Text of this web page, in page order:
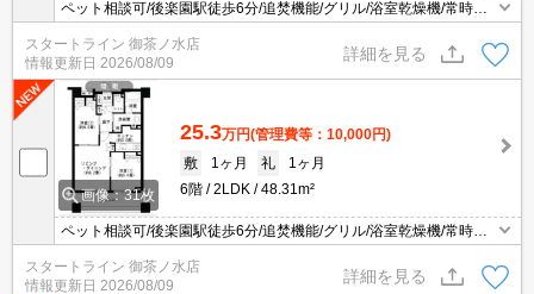
ペット相談可/後楽園駅徒歩6分/追焚機能/グリル/浴室乾燥機/常時ゴ
ミ出し可/宅配BOX/分譲タイプ
スタートライン 御茶ノ水店
情報更新日 2026/08/09
詳細を見る
画像：31枚
25.3万円(管理費等：10,000円)
敷
1ヶ月 礼
1ヶ月
6階
2LDK 48.31m²
ペット相談可/後楽園駅徒歩6分/追焚機能/グリル/浴室乾燥機/常時ゴ
ミ出し可/宅配BOX/分譲タイプ
スタートライン 御茶ノ水店
情報更新日 2026/08/09
詳細を見る